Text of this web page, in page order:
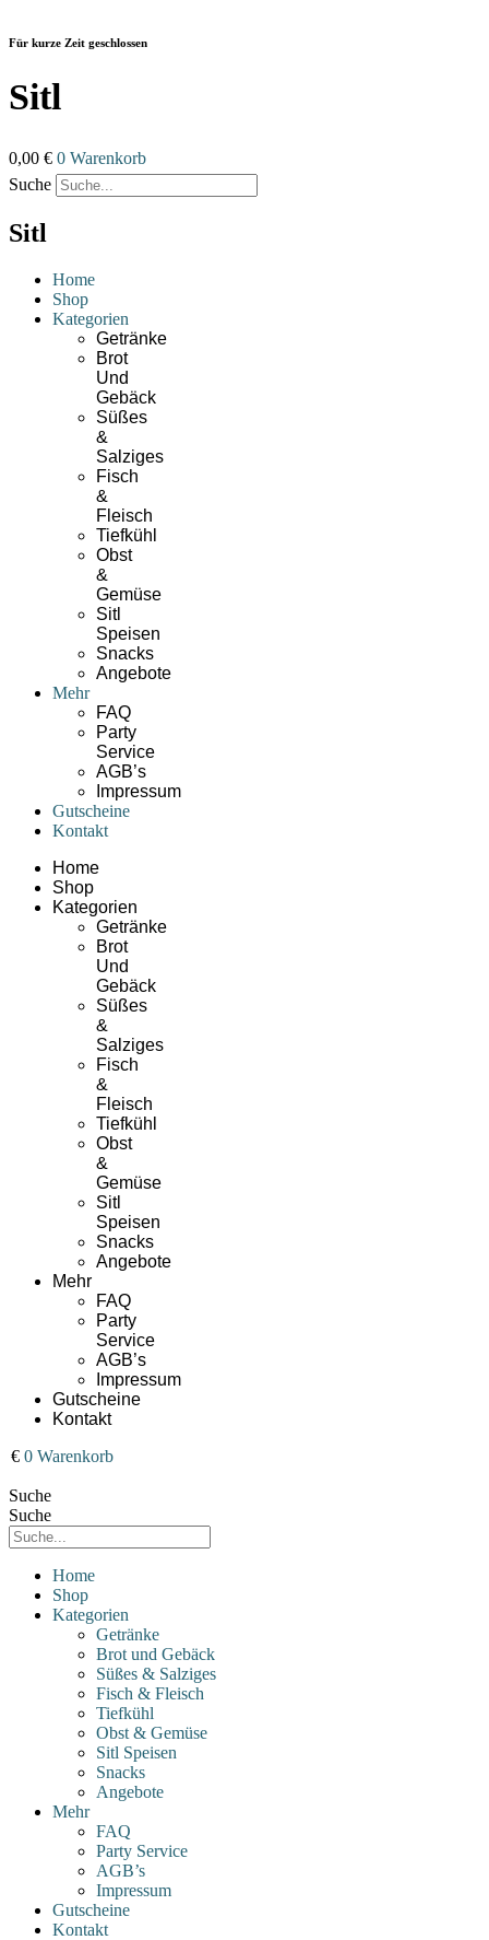
Inhalt
Für kurze Zeit geschlossen
Sitl
0,00 € 0 Warenkorb
Suche
Sitl
Home
Shop
Kategorien
Getränke
Brot
Und
Gebäck
Süßes
&
Salziges
Fisch
&
Fleisch
Tiefkühl
Obst
&
Gemüse
Sitl
Speisen
Snacks
Angebote
Mehr
FAQ
Party
Service
AGB’s
Impressum
Gutscheine
Kontakt
Home
Shop
Kategorien
Getränke
Brot
Und
Gebäck
Süßes
&
Salziges
Fisch
&
Fleisch
Tiefkühl
Obst
&
Gemüse
Sitl
Speisen
Snacks
Angebote
Mehr
FAQ
Party
Service
AGB’s
Impressum
Gutscheine
Kontakt
€ 0 Warenkorb
Suche
Suche
Home
Shop
Kategorien
Getränke
Brot und Gebäck
Süßes & Salziges
Fisch & Fleisch
Tiefkühl
Obst & Gemüse
Sitl Speisen
Snacks
Angebote
Mehr
FAQ
Party Service
AGB’s
Impressum
Gutscheine
Kontakt